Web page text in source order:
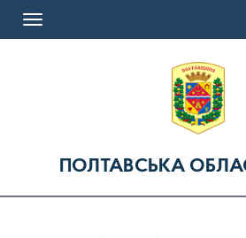
Toggle
ПОЛТАВСЬКА